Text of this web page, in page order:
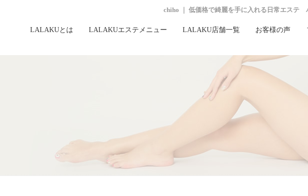
chiho ｜ 低価格で綺麗を手に入れる日常エステ
LALAKUとは LALAKUエステメニュー LALAKU店舗一覧 お客様の声